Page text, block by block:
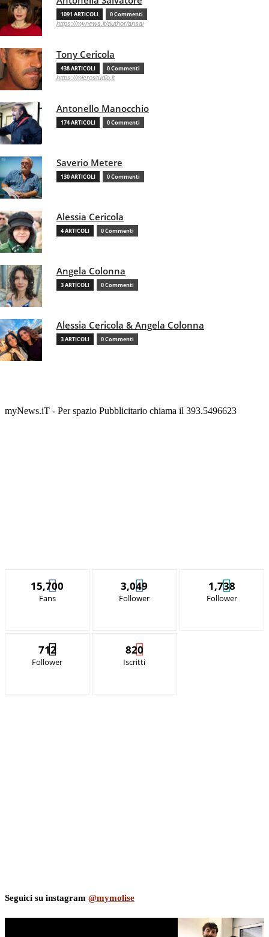
1091 ARTICOLI 0 Commenti
https://mynews.it/author/ansa/
Tony Cericola
438 ARTICOLI 0 Commenti
https://microstudio.it
Antonello Manocchio
174 ARTICOLI 0 Commenti
Saverio Metere
130 ARTICOLI 0 Commenti
Alessia Cericola
4 ARTICOLI 0 Commenti
Angela Colonna
3 ARTICOLI 0 Commenti
Alessia Cericola & Angela Colonna
3 ARTICOLI 0 Commenti
myNews.iT - Per spazio Pubblicitario chiama il 393.5496623
15,700
Fans
3,049
Follower
1,738
Follower
712
Follower
820
Iscritti
Seguici su instagram @mymolise